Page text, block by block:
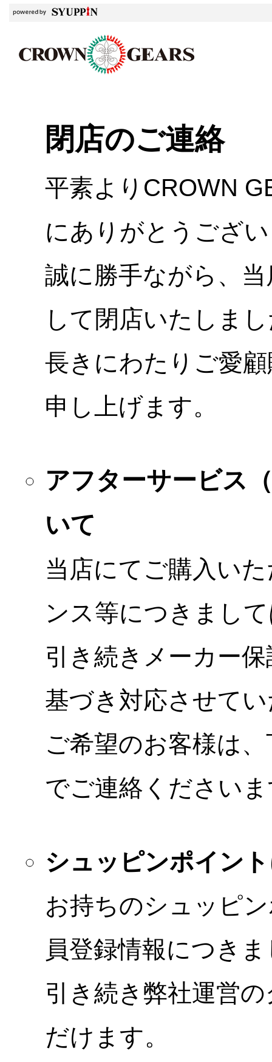
閉店のご連絡
平素よりCROWN
にありがとうござ
誠に勝手ながら、
して閉店いたしま
長きにわたりご愛
申し上げます。
アフターサービス
いて
当店にてご購入い
ンス等につきまし
引き続きメーカー
基づき対応させて
ご希望のお客様は
でご連絡ください
シュッピンポイン
お持ちのシュッピ
員登録情報につき
引き続き弊社運営
だけます。